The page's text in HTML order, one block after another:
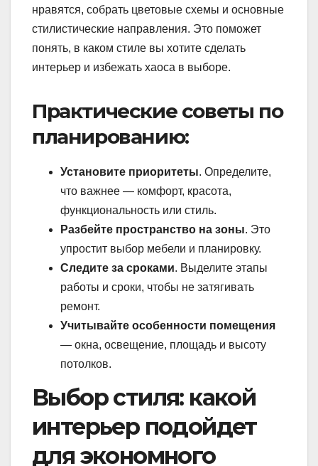
нравятся, собрать цветовые схемы и основные
стилистические направления. Это поможет
понять, в каком стиле вы хотите сделать
интерьер и избежать хаоса в выборе.
Практические советы по
планированию:
Установите приоритеты. Определите,
что важнее — комфорт, красота,
функциональность или стиль.
Разбейте пространство на зоны. Это
упростит выбор мебели и планировку.
Следите за сроками. Выделите этапы
работы и сроки, чтобы не затягивать
ремонт.
Учитывайте особенности помещения
— окна, освещение, площадь и высоту
потолков.
Выбор стиля: какой
интерьер подойдет
для экономного